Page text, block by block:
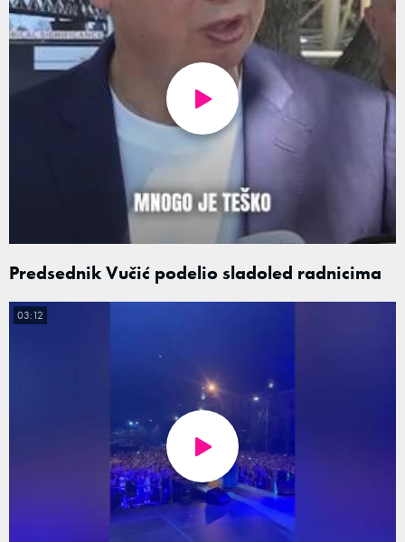
Predsednik Vučić podelio sladoled radnicima
03:12